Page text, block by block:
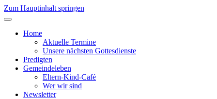
Zum Hauptinhalt springen
Home
Aktuelle Termine
Unsere nächsten Gottesdienste
Predigten
Gemeindeleben
Eltern-Kind-Café
Wer wir sind
Newsletter